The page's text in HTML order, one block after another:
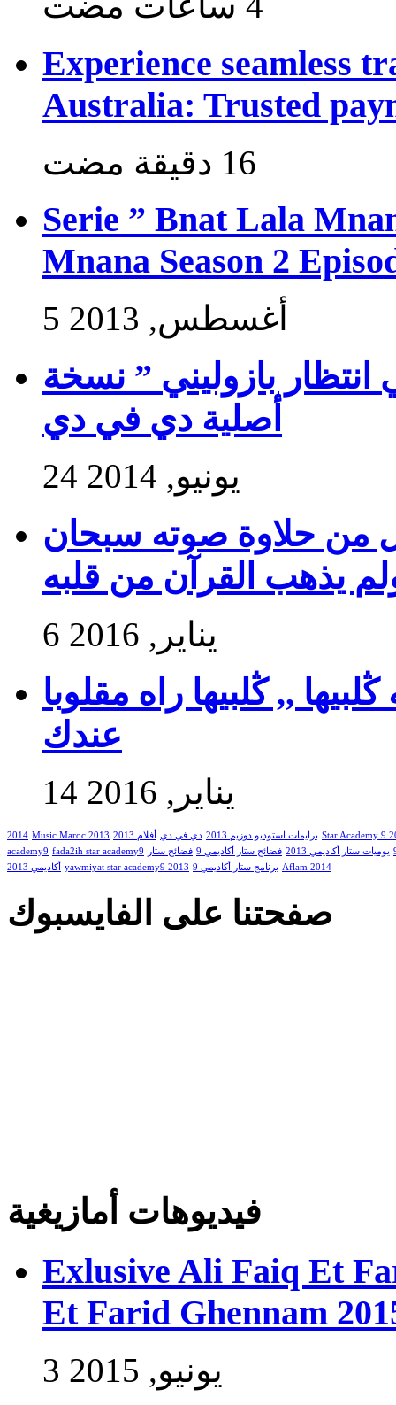
Experience seamless
Australia: Trusted
Serie ” Bnat Lala
Mnana Season 2
5 أغسطس, 2013
بازوليني ” نسخة
أصلية دي في دي
24 يونيو, 2014
من حلاوة صوته سبحان
يذهب القرآن من قلبه
6 يناير, 2016
,, ڭلبيها راه مقلوبا
عندك
14 يناير, 2016
2014 Music Maroc 2013 برايمات استوديو دوزيم 2013 دي في دي أفلام 2013
Star Academy 9
academy9 fada2ih star academy9 يوميات ستار أكاديمي 2013 فضائح ستار أكاديمي 9
فضائح ستار
أكاديمي 2013 yawmiyat star academy9 2013 برنامج ستار أكاديمي 9 Aflam 2014
صفحتنا على الفايسبوك
فيديوهات أمازيغية
Exlusive Ali Faiq Et
Et Farid Ghennam
3 يونيو, 2015